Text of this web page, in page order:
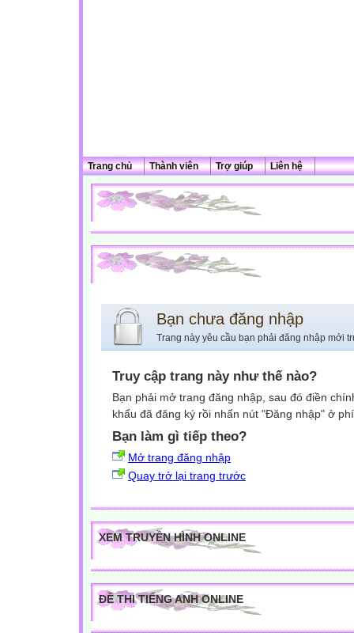
Trang chủ Thành viên Trợ giúp Liên hệ
Bạn chưa đăng nhập
Trang này yêu cầu bạn phải đăng nhập mới
Truy cập trang này như thế nào?
Bạn phải mở trang đăng nhập, sau đó điền
khẩu đã đăng ký rồi nhấn nút "Đăng nhập" ở
Bạn làm gì tiếp theo?
Mở trang đăng nhập
Quay trở lại trang trước
XEM TRUYỀN HÌNH ONLINE
ĐỀ THI TIẾNG ANH ONLINE